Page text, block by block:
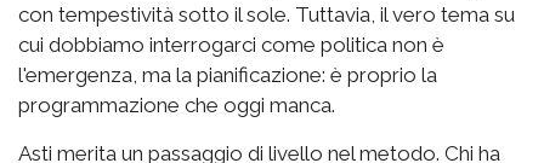
con tempestività sotto il sole. Tuttavia, il vero tema su
cui dobbiamo interrogarci come politica non è
l'emergenza, ma la pianificazione: è proprio la
programmazione che oggi manca.
Asti merita un passaggio di livello nel metodo. Chi ha